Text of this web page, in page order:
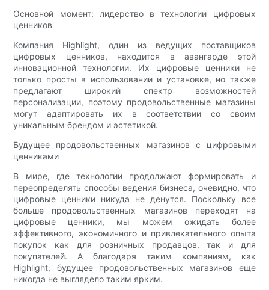
Основной момент: лидерство в технологии цифровых
ценников
Компания Highlight, один из ведущих поставщиков
цифровых ценников, находится в авангарде этой
инновационной технологии. Их цифровые ценники не
только просты в использовании и установке, но также
предлагают широкий спектр возможностей
персонализации, поэтому продовольственные магазины
могут адаптировать их в соответствии со своим
уникальным брендом и эстетикой.
Будущее продовольственных магазинов с цифровыми
ценниками
В мире, где технологии продолжают формировать и
переопределять способы ведения бизнеса, очевидно, что
цифровые ценники никуда не денутся. Поскольку все
больше продовольственных магазинов переходят на
цифровые ценники, мы можем ожидать более
эффективного, экономичного и привлекательного опыта
покупок как для розничных продавцов, так и для
покупателей. А благодаря таким компаниям, как
Highlight, будущее продовольственных магазинов еще
никогда не выглядело таким ярким.